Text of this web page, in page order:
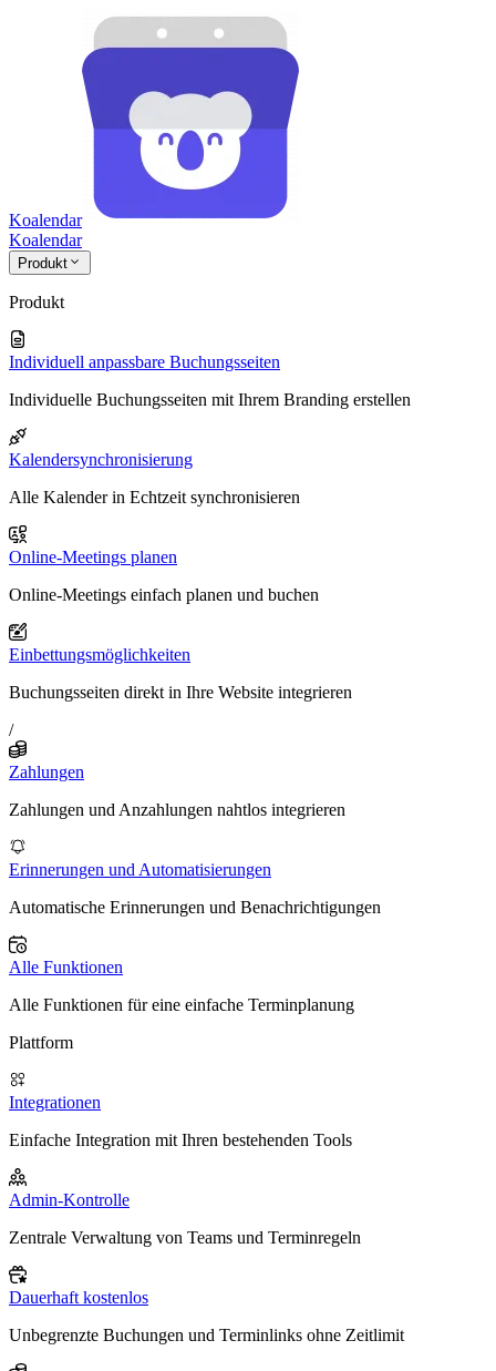
Koalendar
Koalendar
Produkt
Produkt
Individuell anpassbare Buchungsseiten
Individuelle Buchungsseiten mit Ihrem Branding erstellen
Kalendersynchronisierung
Alle Kalender in Echtzeit synchronisieren
Online-Meetings planen
Online-Meetings einfach planen und buchen
Einbettungsmöglichkeiten
Buchungsseiten direkt in Ihre Website integrieren
/
Zahlungen
Zahlungen und Anzahlungen nahtlos integrieren
Erinnerungen und Automatisierungen
Automatische Erinnerungen und Benachrichtigungen
Alle Funktionen
Alle Funktionen für eine einfache Terminplanung
Plattform
Integrationen
Einfache Integration mit Ihren bestehenden Tools
Admin-Kontrolle
Zentrale Verwaltung von Teams und Terminregeln
Dauerhaft kostenlos
Unbegrenzte Buchungen und Terminlinks ohne Zeitlimit